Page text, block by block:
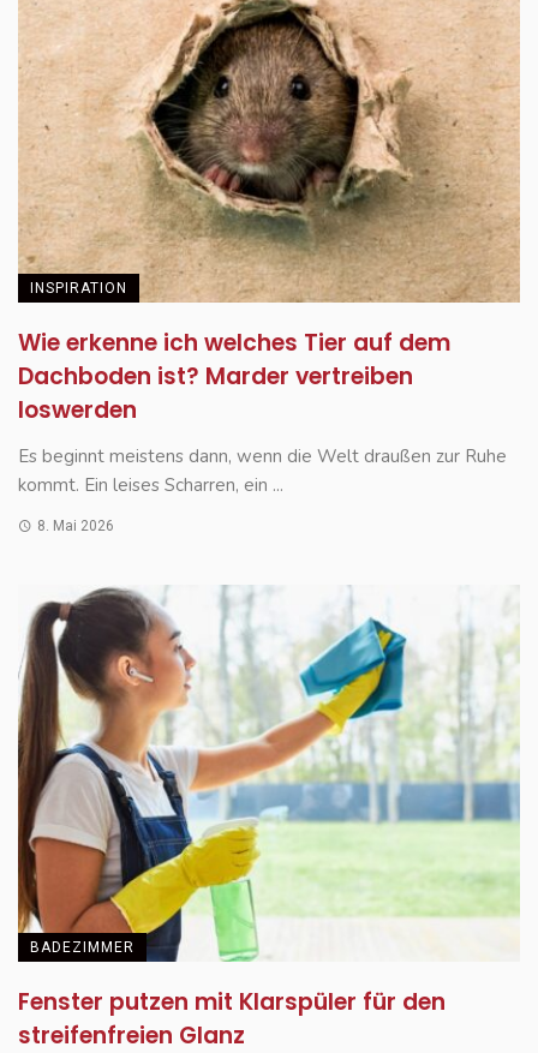
INSPIRATION
Wie erkenne ich welches Tier auf dem
Dachboden ist? Marder vertreiben
loswerden
Es beginnt meistens dann, wenn die Welt draußen zur Ruhe
kommt. Ein leises Scharren, ein ...
8. Mai 2026
BADEZIMMER
Fenster putzen mit Klarspüler für den
streifenfreien Glanz